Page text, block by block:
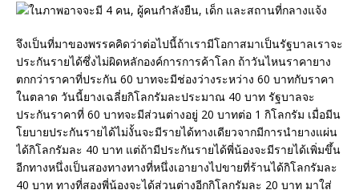
จึงเป็นที่มาของพรรคคิดว่าต่อไปนี้ถ้าเรามีโอกาสมาเป็นรัฐบาลเราจะ
ประกันรายได้ซึ่งไม่ผิดหลักองค์การการค้าโลก ถ้าวันไหนราคายาง
ตกกว่าราคาที่ประกัน 60 บาทจะมีช่องว่างระหว่าง 60 บาทกับราคา
ในตลาด วันนี้ยางเฉลี่ยกิโลกรัมละประมาณ 40 บาท รัฐบาลจะ
ประกันราคาที่ 60 บาทจะมีส่วนต่างอยู่ 20 บาทต่อ 1 กิโลกรัม เมื่อมีน
โยบายประกันรายได้ไม่งั้นจะมีรายได้ทางเดียวจากมีการนำยางแผ่น
ได้กิโลกรัมละ 40 บาท แต่ถ้ามีประกันรายได้พี่น้องจะมีรายได้เพิ่มขึ้น
อีกทางหนึ่งเป็นสองทางทางที่หนึ่งเอายางไปขายที่ร้านได้กิโลกรัมละ
40 บาท ทางที่สองพี่น้องจะได้ส่วนต่างอีกกิโลกรัมละ 20 บาท มาใส่